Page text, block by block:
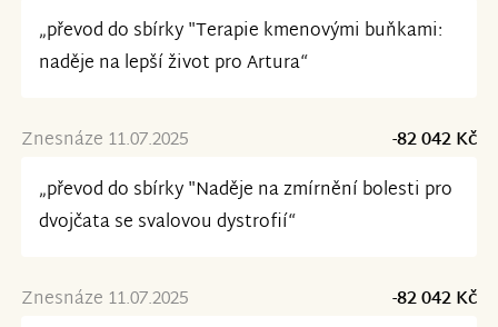
„převod do sbírky "Terapie kmenovými buňkami:
naděje na lepší život pro Artura“
Znesnáze 11.07.2025
-82 042 Kč
„převod do sbírky "Naděje na zmírnění bolesti pro
dvojčata se svalovou dystrofií“
Znesnáze 11.07.2025
-82 042 Kč